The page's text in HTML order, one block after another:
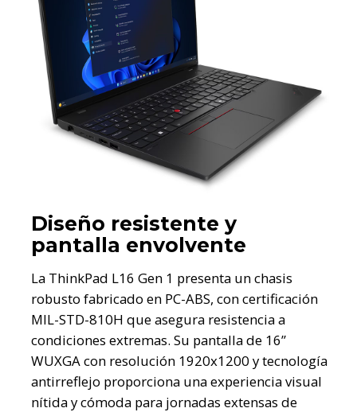
Diseño resistente y
pantalla envolvente
La ThinkPad L16 Gen 1 presenta un chasis
robusto fabricado en PC-ABS, con certificación
MIL-STD-810H que asegura resistencia a
condiciones extremas. Su pantalla de 16”
WUXGA con resolución 1920x1200 y tecnología
antirreflejo proporciona una experiencia visual
nítida y cómoda para jornadas extensas de